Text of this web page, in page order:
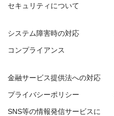
セキュリティについて
システム障害時の対応
コンプライアンス
金融サービス提供法への対応
プライバシーポリシー
SNS等の情報発信サービスに